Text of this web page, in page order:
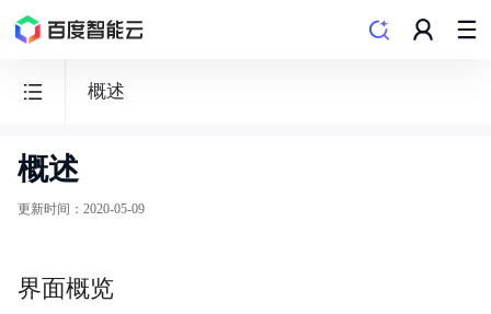
概述
百
度
门
概述
更新时间 ： 2020-05-09
界面概览